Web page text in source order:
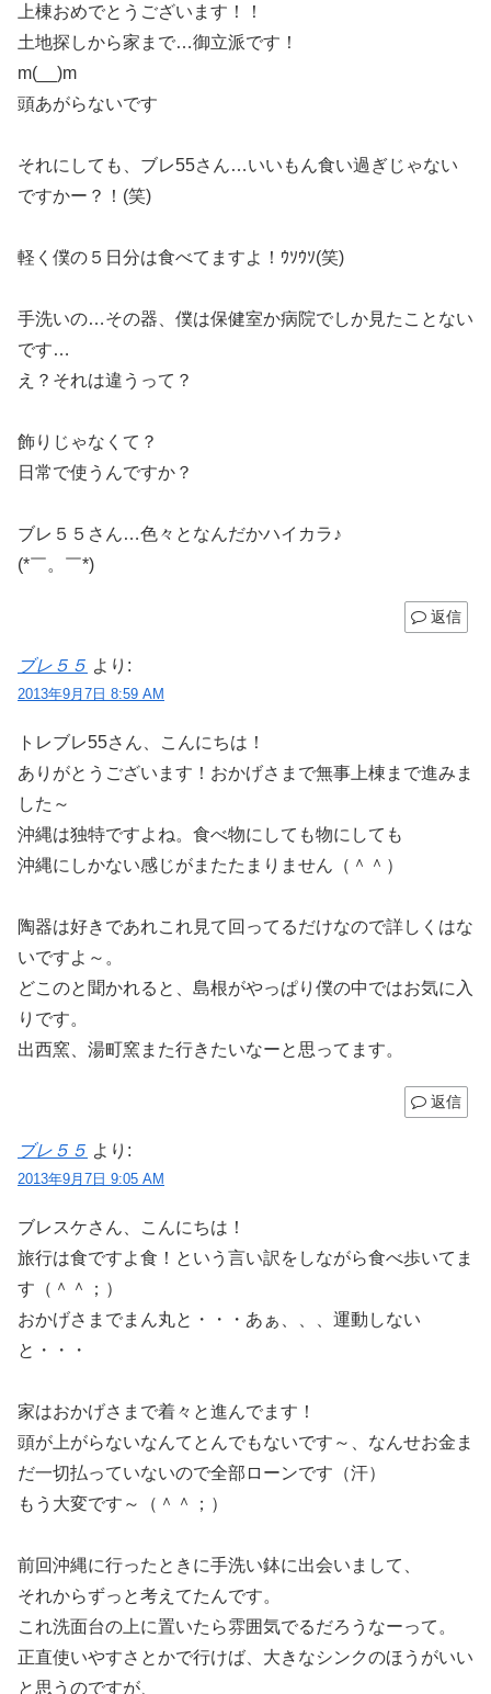
上棟おめでとうございます！！
土地探しから家まで…御立派です！
m(__)m
頭あがらないです
それにしても、ブレ55さん…いいもん食い過ぎじゃない
ですかー？！(笑)
軽く僕の５日分は食べてますよ！ｳｿｳｿ(笑)
手洗いの…その器、僕は保健室か病院でしか見たことない
です…
え？それは違うって？
飾りじゃなくて？
日常で使うんですか？
ブレ５５さん…色々となんだかハイカラ♪
(*￣。￣*)
返信
ブレ５５ より:
2013年9月7日 8:59 AM
トレブレ55さん、こんにちは！
ありがとうございます！おかげさまで無事上棟まで進みま
した～
沖縄は独特ですよね。食べ物にしても物にしても
沖縄にしかない感じがまたたまりません（＾＾）
陶器は好きであれこれ見て回ってるだけなので詳しくはな
いですよ～。
どこのと聞かれると、島根がやっぱり僕の中ではお気に入
りです。
出西窯、湯町窯また行きたいなーと思ってます。
返信
ブレ５５ より:
2013年9月7日 9:05 AM
ブレスケさん、こんにちは！
旅行は食ですよ食！という言い訳をしながら食べ歩いてま
す（＾＾；）
おかげさまでまん丸と・・・あぁ、、、運動しない
と・・・
家はおかげさまで着々と進んでます！
頭が上がらないなんてとんでもないです～、なんせお金ま
だ一切払っていないので全部ローンです（汗）
もう大変です～（＾＾；）
前回沖縄に行ったときに手洗い鉢に出会いまして、
それからずっと考えてたんです。
これ洗面台の上に置いたら雰囲気でるだろうなーって。
正直使いやすさとかで行けば、大きなシンクのほうがいい
と思うのですが、